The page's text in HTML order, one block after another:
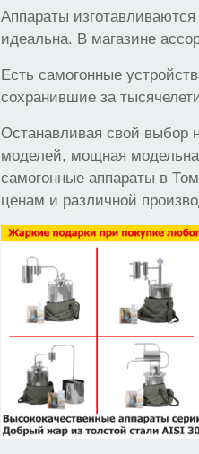
Аппараты
идеальна. В магазине
Есть самогонные
сохранившие за
Останавливая свой выбор
моделей, мощная
самогонные аппараты в
ценам и различной